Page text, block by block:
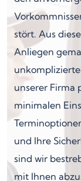
stört. Aus
Anliegen
unserer Firma
minimalen
und Ihre
sind wir
mit Ihnen